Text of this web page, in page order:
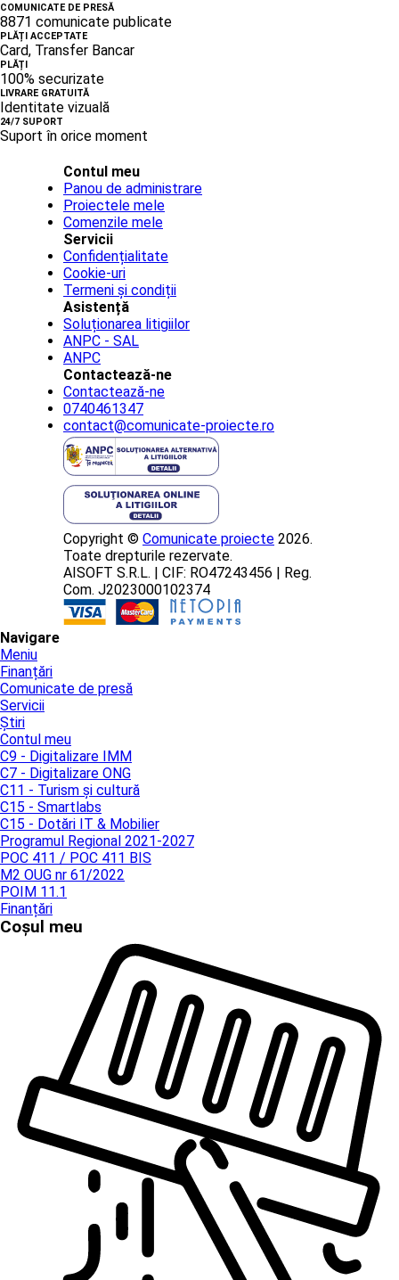
COMUNICATE DE PRESĂ
8871 comunicate publicate
PLĂȚI ACCEPTATE
Card, Transfer Bancar
PLĂȚI
100% securizate
LIVRARE GRATUITĂ
Identitate vizuală
24/7 SUPORT
Suport în orice moment
Contul meu
Panou de administrare
Proiectele mele
Comenzile mele
Servicii
Confidențialitate
Cookie-uri
Termeni și condiții
Asistență
Soluționarea litigiilor
ANPC - SAL
ANPC
Contactează-ne
Contactează-ne
0740461347
contact@comunicate-proiecte.ro
Copyright © Comunicate proiecte 2026.
Toate drepturile rezervate.
AISOFT S.R.L. | CIF: RO47243456 | Reg.
Com. J2023000102374
Navigare
Meniu
Finanțări
Comunicate de presă
Servicii
Știri
Contul meu
C9 - Digitalizare IMM
C7 - Digitalizare ONG
C11 - Turism și cultură
C15 - Smartlabs
C15 - Dotări IT & Mobilier
Programul Regional 2021-2027
POC 411 / POC 411 BIS
M2 OUG nr 61/2022
POIM 11.1
Finanțări
Coșul meu